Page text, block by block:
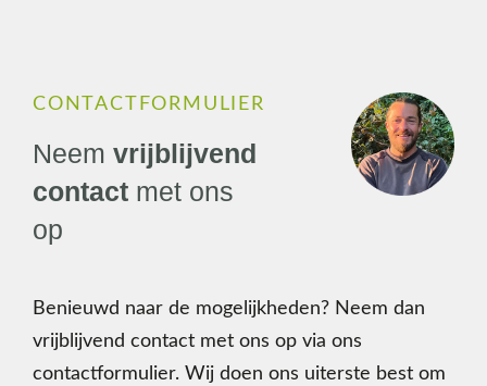
CONTACTFORMULIER
Neem vrijblijvend
contact met ons
op
Benieuwd naar de mogelijkheden? Neem dan
vrijblijvend contact met ons op via ons
contactformulier. Wij doen ons uiterste best om